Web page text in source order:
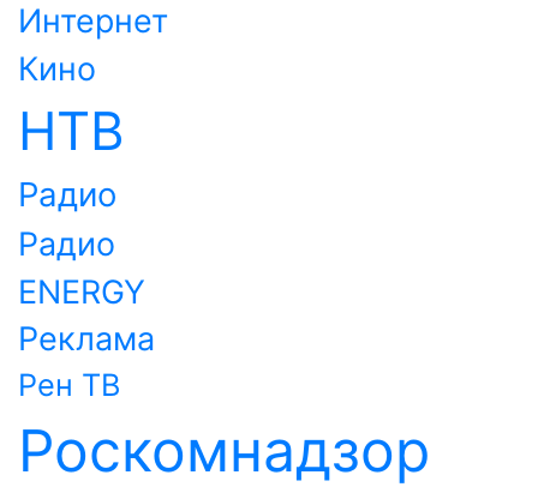
Интернет
Кино
НТВ
Радио
Радио
ENERGY
Реклама
Рен ТВ
Роскомнадзор